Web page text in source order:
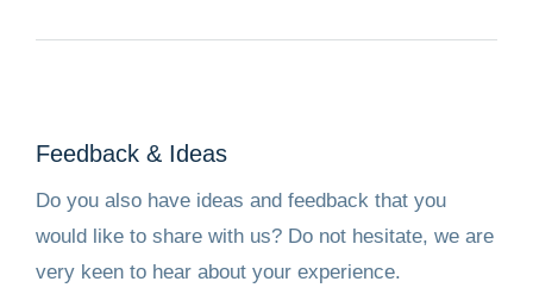
Feedback & Ideas
Do you also have ideas and feedback that you
would like to share with us? Do not hesitate, we are
very keen to hear about your experience.